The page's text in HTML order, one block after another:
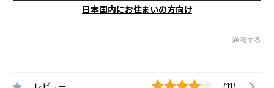
日本国内にお住まいの方向け
通報する